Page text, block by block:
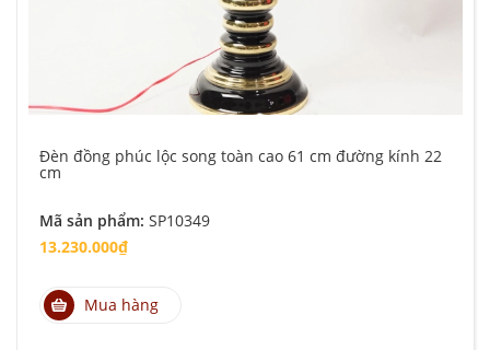
Đèn đồng phúc lộc song toàn cao 61 cm đường kính 22
cm
Mã sản phẩm: SP10349
13.230.000₫
Mua hàng